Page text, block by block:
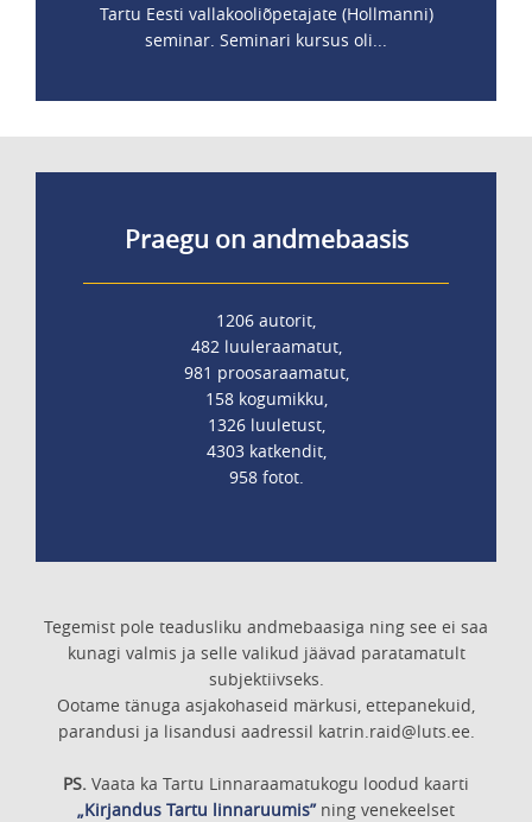
Tartu Eesti vallakooliõpetajate (Hollmanni)
seminar. Seminari kursus oli...
Praegu on andmebaasis
1206 autorit,
482 luuleraamatut,
981 proosaraamatut,
158 kogumikku,
1326 luuletust,
4303 katkendit,
958 fotot.
Tegemist pole teadusliku andmebaasiga ning see ei saa
kunagi valmis ja selle valikud jäävad paratamatult
subjektiivseks.
Ootame tänuga asjakohaseid märkusi, ettepanekuid,
parandusi ja lisandusi aadressil katrin.raid@luts.ee.
PS. Vaata ka Tartu Linnaraamatukogu loodud kaarti
„Kirjandus Tartu linnaruumis”ning venekeelset